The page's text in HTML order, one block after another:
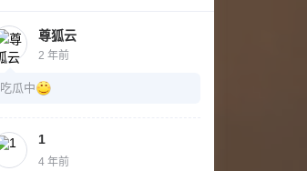
尊狐云
2 年前
吃瓜中
1
4 年前